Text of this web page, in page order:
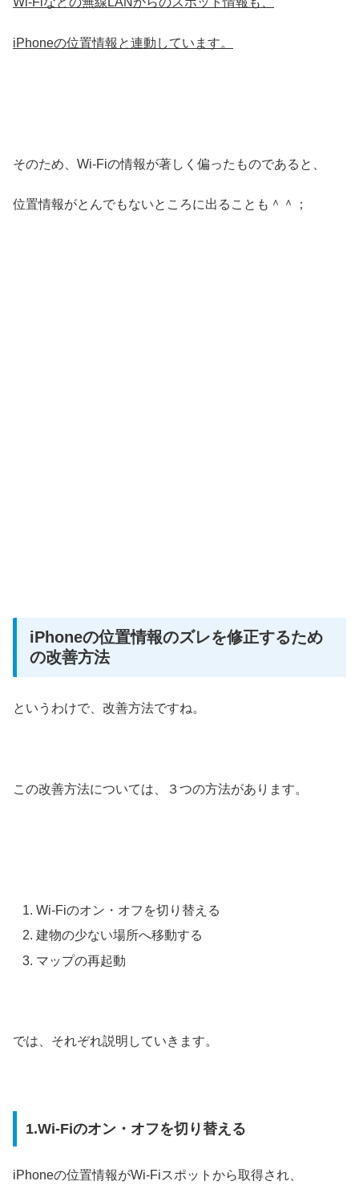
iPhoneの位置情報と連動しています。
そのため、Wi-Fiの情報が著しく偏ったものであると、
位置情報がとんでもないところに出ることも＾＾；
iPhoneの位置情報のズレを修正するため
の改善方法
というわけで、改善方法ですね。
この改善方法については、３つの方法があります。
Wi-Fiのオン・オフを切り替える
建物の少ない場所へ移動する
マップの再起動
では、それぞれ説明していきます。
1.Wi-Fiのオン・オフを切り替える
iPhoneの位置情報がWi-Fiスポットから取得され、